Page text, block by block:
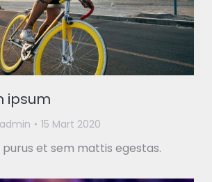
ipsum
admin 15 Mart 2020
purus et sem mattis egestas.